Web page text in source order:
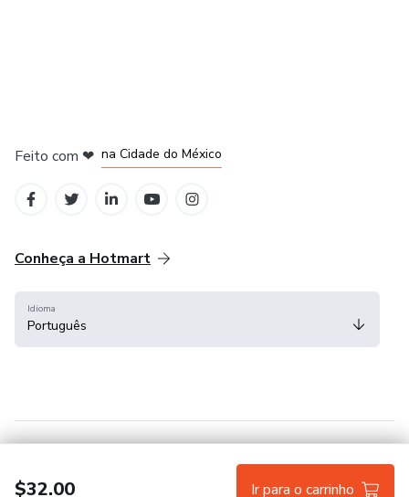
$32.00 Ir para o carrinho
Feito com ❤ na Cidade do México
Conheça a Hotmart
Idioma
Português